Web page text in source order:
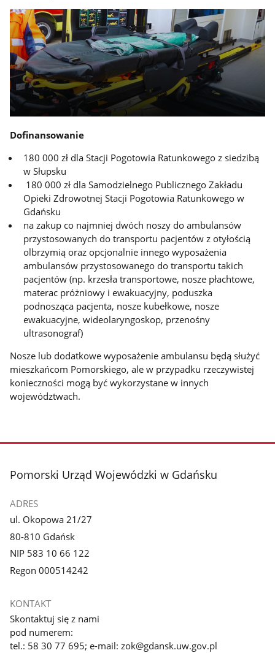
Dofinansowanie
180 000 zł dla Stacji Pogotowia Ratunkowego z siedzibą
w Słupsku
180 000 zł dla Samodzielnego Publicznego Zakładu
Opieki Zdrowotnej Stacji Pogotowia Ratunkowego w
Gdańsku
na zakup co najmniej dwóch noszy do ambulansów
przystosowanych do transportu pacjentów z otyłością
olbrzymią oraz opcjonalnie innego wyposażenia
ambulansów przystosowanego do transportu takich
pacjentów (np. krzesła transportowe, nosze płachtowe,
materac próżniowy i ewakuacyjny, poduszka
podnosząca pacjenta, nosze kubełkowe, nosze
ewakuacyjne, wideolaryngoskop, przenośny
ultrasonograf)
Nosze lub dodatkowe wyposażenie ambulansu będą służyć
mieszkańcom Pomorskiego, ale w przypadku rzeczywistej
konieczności mogą być wykorzystane w innych
województwach.
stopka
Pomorski Urząd Wojewódzki w Gdańsku
ADRES
ul. Okopowa 21/27
80-810 Gdańsk
NIP 583 10 66 122
Regon 000514242
KONTAKT
Skontaktuj się z nami
pod numerem:
tel.: 58 30 77 695; e-mail: zok@gdansk.uw.gov.pl